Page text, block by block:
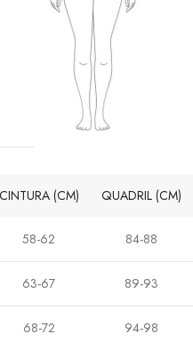
CINTURA (CM) QUADRIL (CM)
58-62 84-88
63-67 89-93
68-72 94-98